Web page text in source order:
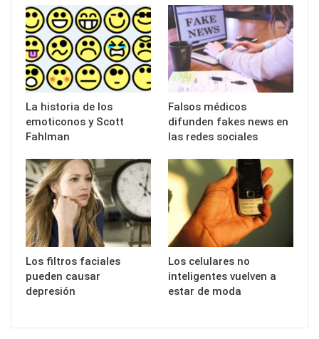
La historia de los
emoticonos y Scott
Fahlman
Falsos médicos
difunden fakes news en
las redes sociales
Los filtros faciales
pueden causar
depresión
Los celulares no
inteligentes vuelven a
estar de moda